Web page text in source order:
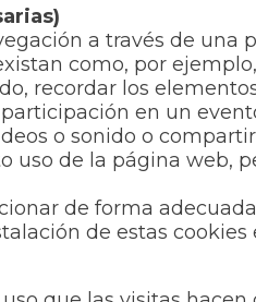
a través de
como, por
recordar los
en un
o sonido o
uso de la página
de forma
de estas cookies